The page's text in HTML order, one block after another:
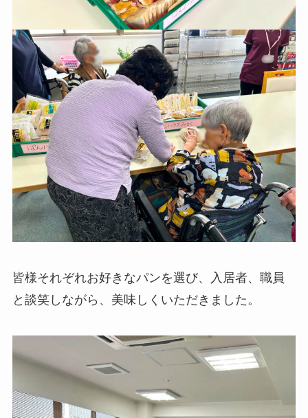
皆様それぞれお好きなパンを選び、入居者、職員
と談笑しながら、美味しくいただきました。